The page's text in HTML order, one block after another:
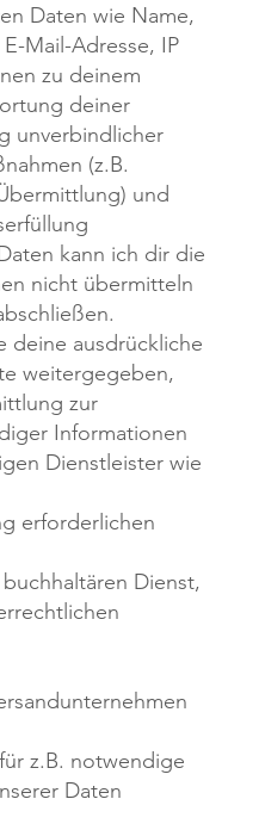
Daten wie Name,
Mail-Adresse, IP
zu deinem
deiner
unverbindlicher
(z.B.
und
kann ich dir die
nicht übermitteln
deine ausdrückliche
weitergegeben,
zur
Informationen
Dienstleister wie
erforderlichen
Dienst,
z.B. notwendige
Daten